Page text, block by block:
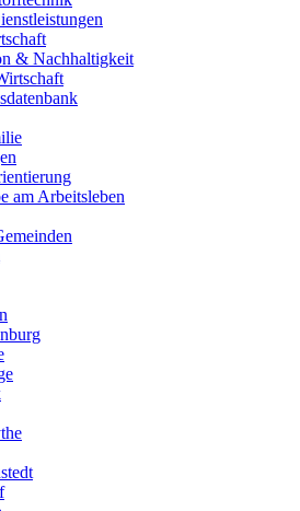
& Nachhaltigkeit
am Arbeitsleben